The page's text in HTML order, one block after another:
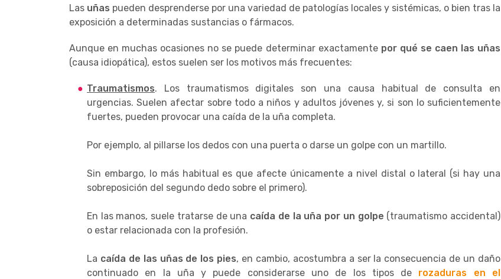
Las uñas pueden desprenderse por una variedad de patologías locales y sistémicas, o bien tras la
exposición a determinadas sustancias o fármacos.
Aunque en muchas ocasiones no se puede determinar exactamente por qué se caen las uñas
(causa idiopática), estos suelen ser los motivos más frecuentes:
Traumatismos. Los traumatismos digitales son una causa habitual de consulta en
urgencias. Suelen afectar sobre todo a niños y adultos jóvenes y, si son lo suficientemente
fuertes, pueden provocar una caída de la uña completa.
Por ejemplo, al pillarse los dedos con una puerta o darse un golpe con un martillo.
Sin embargo, lo más habitual es que afecte únicamente a nivel distal o lateral (si hay una
sobreposición del segundo dedo sobre el primero).
En las manos, suele tratarse de una caída de la uña por un golpe (traumatismo accidental)
o estar relacionada con la profesión.
La caída de las uñas de los pies, en cambio, acostumbra a ser la consecuencia de un daño
continuado en la uña y puede considerarse uno de los tipos de rozaduras en el